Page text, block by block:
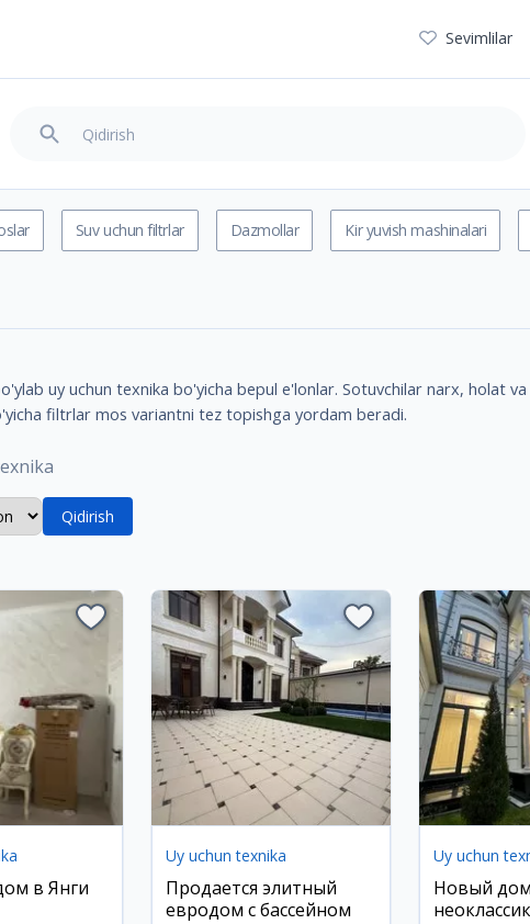
Sevimlilar
Suv uchun filtrlar Dazmollar Kir yuvish mashinalari
uy uchun texnika bo'yicha bepul e'lonlar. Sotuvchilar narx, holat
filtrlar mos variantni tez topishga yordam beradi.
Qidirish
в Янги
Uy uchun texnika
Продается элитный
евродом с бассейном
Uy uchun
Новый